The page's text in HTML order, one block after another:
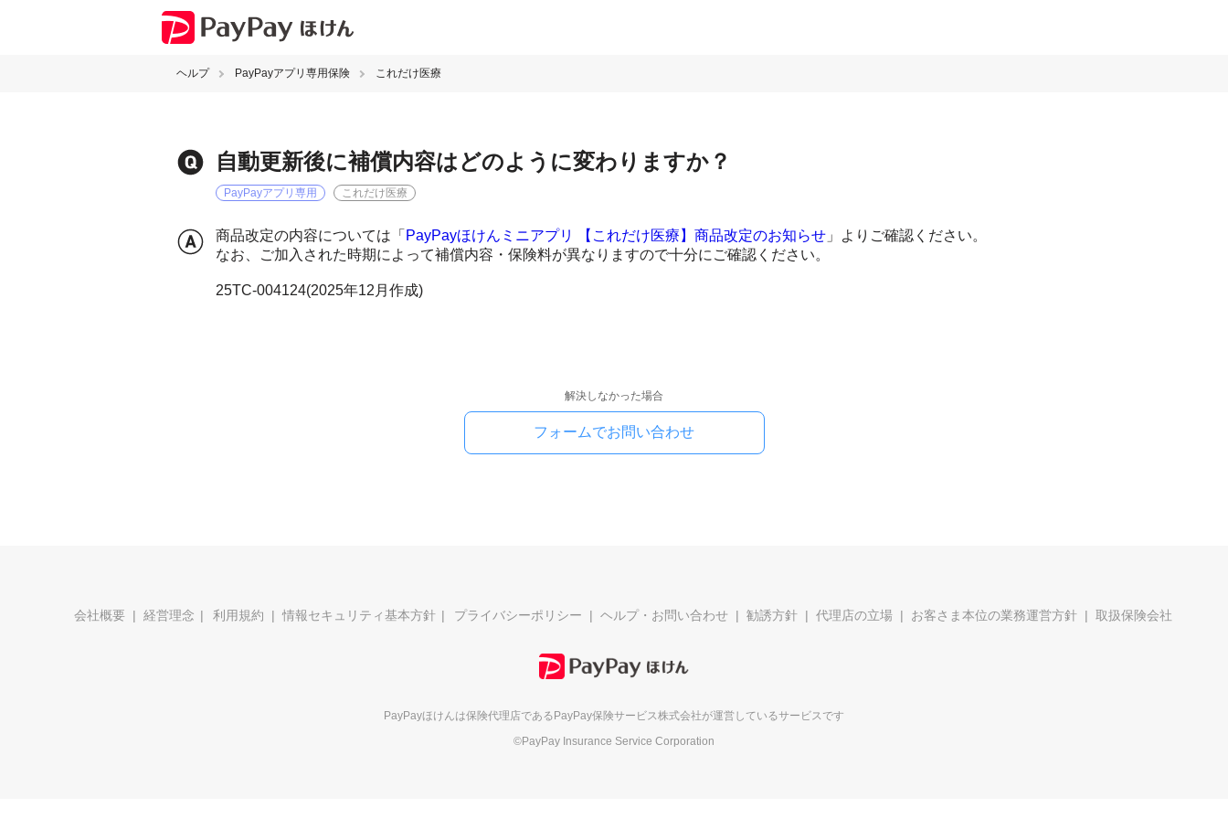
ヘルプ PayPayアプリ専用保険 これだけ医療
自動更新後に補償内容はどのように変わりますか？
PayPayアプリ専用 これだけ医療
商品改定の内容については「 PayPayほけんミニアプリ 【これだけ医療】商品改定のお知らせ 」よりご確認ください。
なお、ご加入された時期によって補償内容・保険料が異なりますので十分にご確認ください。
25TC-004124(2025年12月作成)
解決しなかった場合
フォームでお問い合わせ
会社概要 経営理念 利用規約 情報セキュリティ基本方針 プライバシーポリシー ヘルプ・お問い合わせ 勧誘方針 代理店の立場 お客さま本位の業務運営方針 取扱保険会社
PayPayほけんは保険代理店である PayPay保険サービス株式会社が運営しているサービスです
©PayPay Insurance Service Corporation